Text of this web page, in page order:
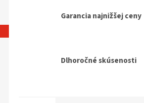
Garancia najnižšej ceny
Dlhoročné skúsenosti